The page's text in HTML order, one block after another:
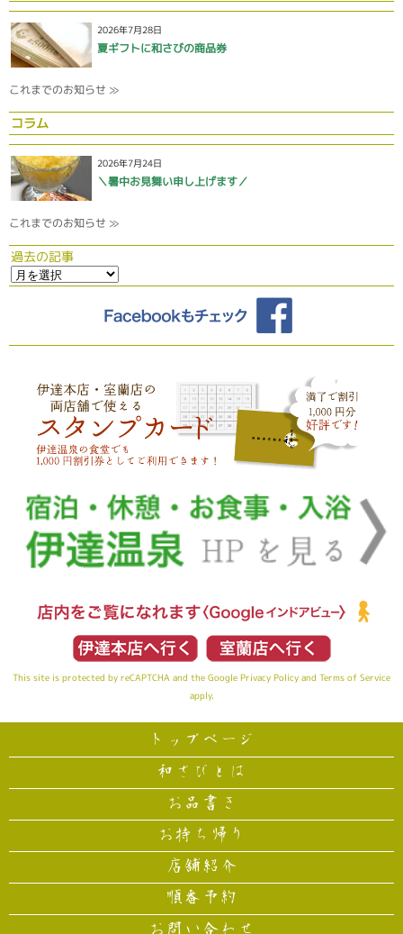
2026年7月28日
夏ギフトに和さびの商品券
これまでのお知らせ ≫
コラム
2026年7月24日
＼暑中お見舞い申し上げます／
これまでのお知らせ ≫
過去の記事
This site is protected by reCAPTCHA and the Google Privacy Policy and Terms of Service
apply.
トップページ
和さびとは
お品書き
お持ち帰り
店舗紹介
順番予約
お問い合わせ